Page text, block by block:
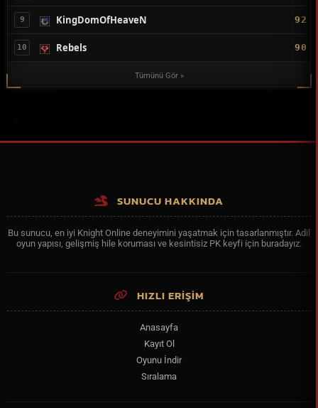
9 KingDomOfHeaveN 92
10 Rebels 90
Tümünü Gör »
SUNUCU HAKKINDA
Bu sunucu, en iyi Knight Online deneyimini yaşatmak için tasarlanmıştır. Adil
oyun yapısı, gelişmiş hile koruması ve kesintisiz PK keyfi için buradayız.
HIZLI ERİŞİM
Anasayfa
Kayıt Ol
Oyunu İndir
Sıralama